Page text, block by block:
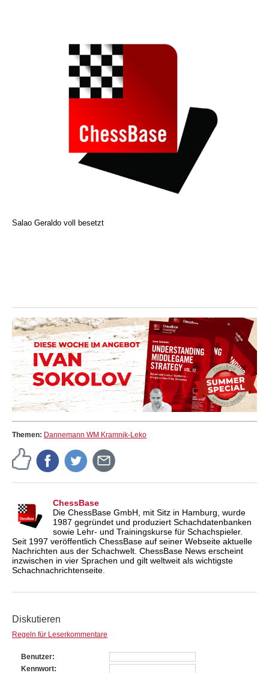
Salao Geraldo voll besetzt
Themen: Dannemann WM Kramnik-Leko
ChessBase
Die ChessBase GmbH, mit Sitz in Hamburg, wurde
1987 gegründet und produziert Schachdatenbanken
sowie Lehr- und Trainingskurse für Schachspieler.
Seit 1997 veröffentlich ChessBase auf seiner Webseite aktuelle
Nachrichten aus der Schachwelt. ChessBase News erscheint
inzwischen in vier Sprachen und gilt weltweit als wichtigste
Schachnachrichtenseite.
Diskutieren
Regeln für Leserkommentare
Benutzer
Kennwort